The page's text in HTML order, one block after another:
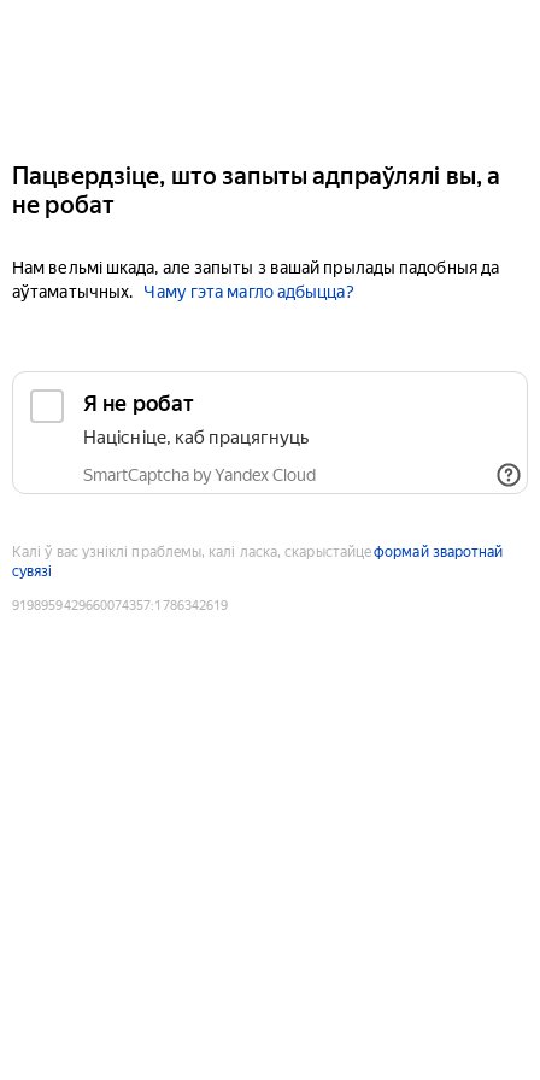
Пацвердзіце, што запыты адпраўлялі вы, а
не робат
Нам вельмі шкада, але запыты з вашай прылады падобныя да
аўтаматычных.
Чаму гэта магло адбыцца?
Я не робат
Націсніце, каб працягнуць
SmartCaptcha by Yandex Cloud
Калі ў вас узніклі праблемы, калі ласка, скарыстайцеформай зваротнай
сувязі
9198959429660074357:1786342619